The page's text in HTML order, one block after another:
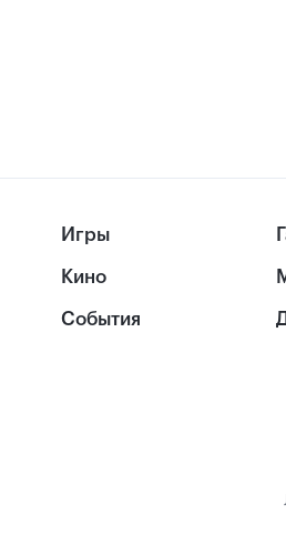
Игры
Кино
События